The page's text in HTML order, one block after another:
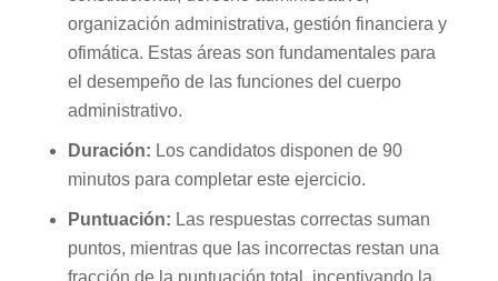
organización administrativa, gestión financiera y
ofimática. Estas áreas son fundamentales para
el desempeño de las funciones del cuerpo
administrativo.
Duración: Los candidatos disponen de 90
minutos para completar este ejercicio.
Puntuación: Las respuestas correctas suman
puntos, mientras que las incorrectas restan una
fracción de la puntuación total, incentivando la